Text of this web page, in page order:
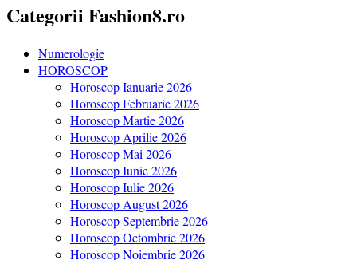
Categorii Fashion8.ro
Numerologie
HOROSCOP
Horoscop Ianuarie 2026
Horoscop Februarie 2026
Horoscop Martie 2026
Horoscop Aprilie 2026
Horoscop Mai 2026
Horoscop Iunie 2026
Horoscop Iulie 2026
Horoscop August 2026
Horoscop Septembrie 2026
Horoscop Octombrie 2026
Horoscop Noiembrie 2026